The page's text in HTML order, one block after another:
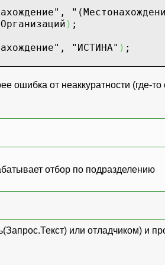
,
) ;
, "ИСТИНА" ) ;
ошибка от неаккуратности (где-то
отбор по подразделению
или отладчиком) и